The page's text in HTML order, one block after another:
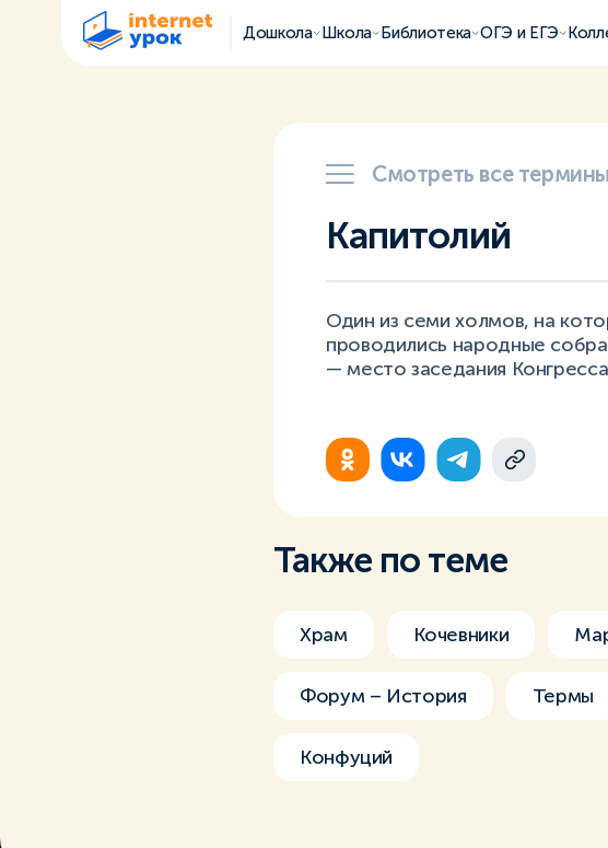
Дошкола Школа Библиотека ОГЭ и ЕГЭ
Смотреть все термины
Капитолий
Один из семи холмов, на
проводились народные
— место заседания
Также по теме
Храм Кочевники
Форум – История Термы
Конфуций